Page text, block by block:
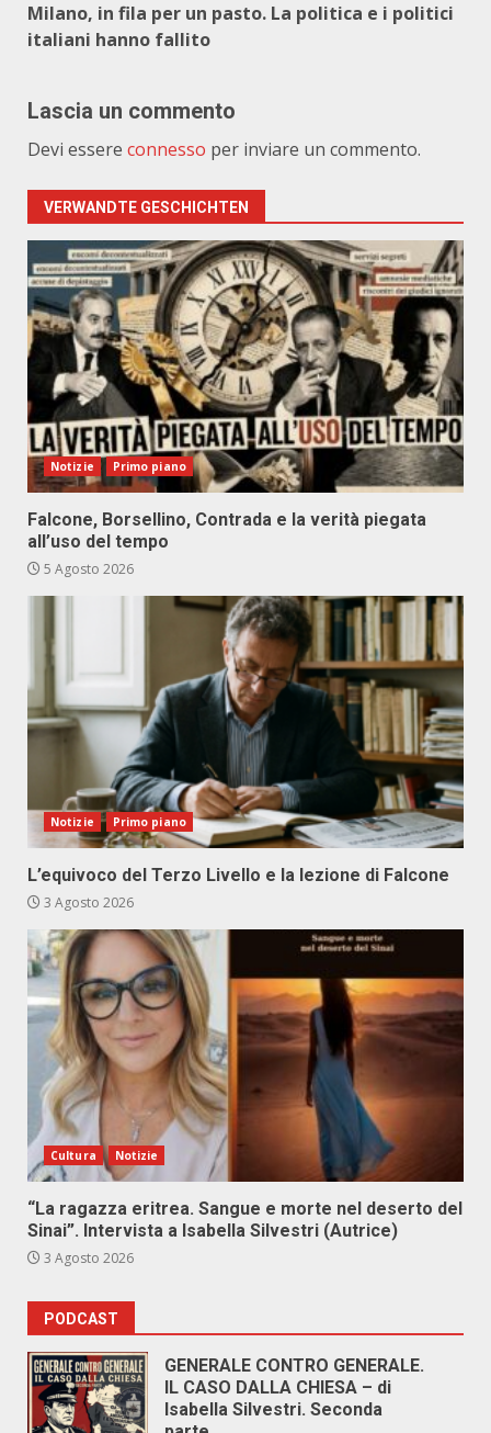
Milano, in fila per un pasto. La politica e i politici
italiani hanno fallito
Lascia un commento
Devi essere connesso per inviare un commento.
VERWANDTE GESCHICHTEN
Notizie Primo piano
Falcone, Borsellino, Contrada e la verità piegata
all’uso del tempo
5 Agosto 2026
Notizie Primo piano
L’equivoco del Terzo Livello e la lezione di Falcone
3 Agosto 2026
Cultura Notizie
“La ragazza eritrea. Sangue e morte nel deserto del
Sinai”. Intervista a Isabella Silvestri (Autrice)
3 Agosto 2026
PODCAST
GENERALE CONTRO GENERALE.
IL CASO DALLA CHIESA – di
Isabella Silvestri. Seconda